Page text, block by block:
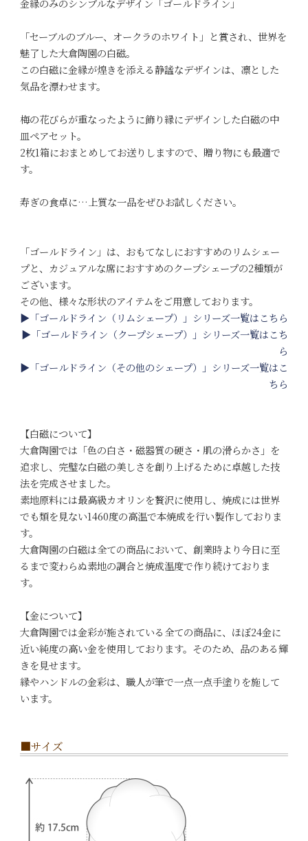
金縁のみのシンプルなデザイン「ゴールドライン」
「セーブルのブルー、オークラのホワイト」と賞され、世界を
魅了した大倉陶園の白磁。
この白磁に金縁が煌きを添える静謐なデザインは、凛とした
気品を漂わせます。
梅の花びらが重なったように飾り縁にデザインした白磁の中
皿ペアセット。
2枚1箱におまとめしてお送りしますので、贈り物にも最適で
す。
寿ぎの食卓に…上質な一品をぜひお試しください。
「ゴールドライン」は、おもてなしにおすすめのリムシェー
プと、カジュアルな席におすすめのクープシェープの2種類が
ございます。
その他、様々な形状のアイテムをご用意しております。
▶「ゴールドライン（リムシェープ）」シリーズ一覧はこちら
▶「ゴールドライン（クープシェープ）」シリーズ一覧はこち
ら
▶「ゴールドライン（その他のシェープ）」シリーズ一覧はこ
ちら
【白磁について】
大倉陶園では「色の白さ・磁器質の硬さ・肌の滑らかさ」を
追求し、完璧な白磁の美しさを創り上げるために卓越した技
法を完成させました。
素地原料には最高級カオリンを贅沢に使用し、焼成には世界
でも類を見ない1460度の高温で本焼成を行い製作しておりま
す。
大倉陶園の白磁は全ての商品において、創業時より今日に至
るまで変わらぬ素地の調合と焼成温度で作り続けておりま
す。
【金について】
大倉陶園では金彩が施されている全ての商品に、ほぼ24金に
近い純度の高い金を使用しております。そのため、品のある輝
きを見せます。
縁やハンドルの金彩は、職人が筆で一点一点手塗りを施して
います。
■サイズ